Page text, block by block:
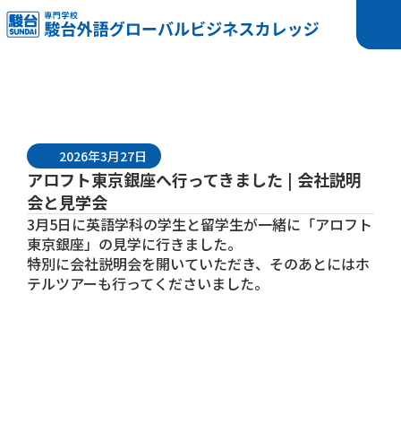
2026年3月27日
アロフト東京銀座へ行ってきました | 会社説明
会と見学会
3月5日に英語学科の学生と留学生が一緒に「アロフト
東京銀座」の見学に行きました。
特別に会社説明会を開いていただき、そのあとにはホ
テルツアーも行ってくださいました。